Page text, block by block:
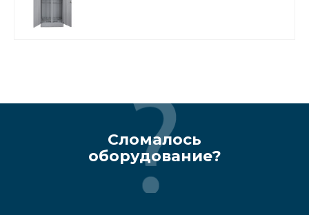
Сломалось
оборудование?